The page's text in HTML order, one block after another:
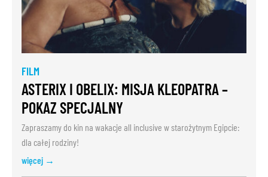
FILM
ASTERIX I OBELIX: MISJA KLEOPATRA –
POKAZ SPECJALNY
Zapraszamy do kin na wakacje all inclusive w starożytnym Egipcie:
dla całej rodziny!
więcej →